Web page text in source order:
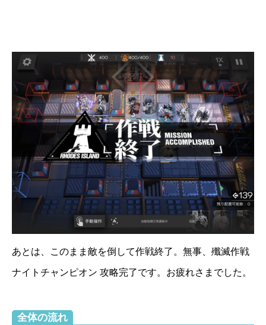
あとは、このまま敵を倒して作戦終了。無事、殲滅作戦
ナイトチャンピオン 攻略完了です。お疲れさまでした。
全体の流れ